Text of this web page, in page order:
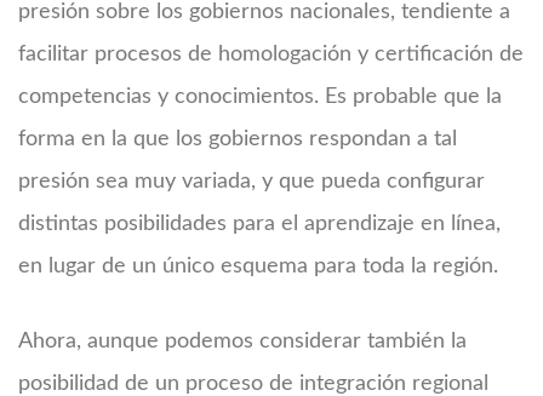
presión sobre los gobiernos nacionales, tendiente a
facilitar procesos de homologación y certificación de
competencias y conocimientos. Es probable que la
forma en la que los gobiernos respondan a tal
presión sea muy variada, y que pueda configurar
distintas posibilidades para el aprendizaje en línea,
en lugar de un único esquema para toda la región.
Ahora, aunque podemos considerar también la
posibilidad de un proceso de integración regional